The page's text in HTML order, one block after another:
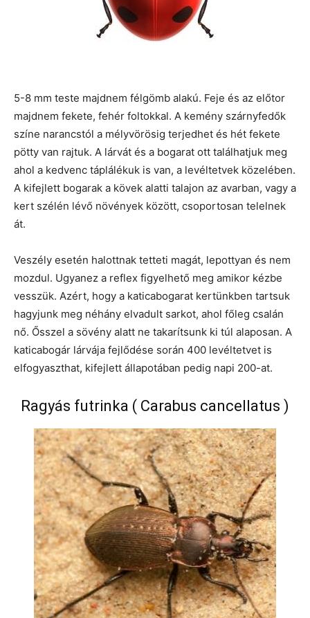
5-8 mm teste majdnem félgömb alakú. Feje és az előtor
majdnem fekete, fehér foltokkal. A kemény szárnyfedők
színe narancstól a mélyvörösig terjedhet és hét fekete
pötty van rajtuk. A lárvát és a bogarat ott találhatjuk meg
ahol a kedvenc táplálékuk is van, a levéltetvek közelében.
A kifejlett bogarak a kövek alatti talajon az avarban, vagy a
kert szélén lévő növények között, csoportosan telelnek
át.
Veszély esetén halottnak tetteti magát, lepottyan és nem
mozdul. Ugyanez a reflex figyelhető meg amikor kézbe
vesszük. Azért, hogy a katicabogarat kertünkben tartsuk
hagyjunk meg néhány elvadult sarkot, ahol főleg csalán
nő. Ősszel a sövény alatt ne takarítsunk ki túl alaposan. A
katicabogár lárvája fejlődése során 400 levéltetvet is
elfogyaszthat, kifejlett állapotában pedig napi 200-at.
Ragyás futrinka ( Carabus cancellatus )